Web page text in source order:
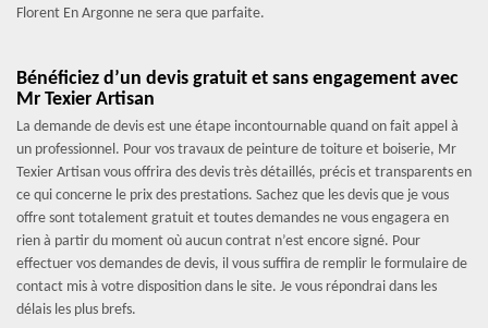
Florent En Argonne ne sera que parfaite.
Bénéficiez d’un devis gratuit et sans engagement avec
Mr Texier Artisan
La demande de devis est une étape incontournable quand on fait appel à
un professionnel. Pour vos travaux de peinture de toiture et boiserie, Mr
Texier Artisan vous offrira des devis très détaillés, précis et transparents en
ce qui concerne le prix des prestations. Sachez que les devis que je vous
offre sont totalement gratuit et toutes demandes ne vous engagera en
rien à partir du moment où aucun contrat n’est encore signé. Pour
effectuer vos demandes de devis, il vous suffira de remplir le formulaire de
contact mis à votre disposition dans le site. Je vous répondrai dans les
délais les plus brefs.